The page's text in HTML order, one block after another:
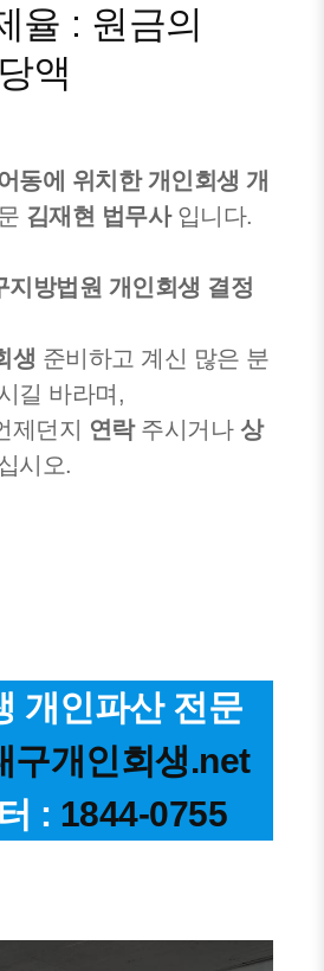
율 : 원금의
액
동에 위치한 개인회생 개
김재현 법무사입니다.
지방법원 개인회생 결정
생 준비하고 계신 많은 분
길 바라며,
제던지 연락주시거나 상
시오.
개인파산 전문
구개인회생.net
: 1844-0755